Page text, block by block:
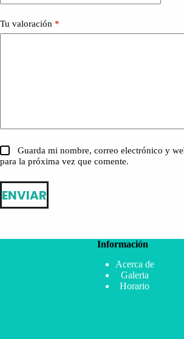
Tu valoración *
Guarda mi nombre, correo electrónico y
para la próxima vez que comente.
ENVIAR
Información
Acerca de
Galeria
Horario